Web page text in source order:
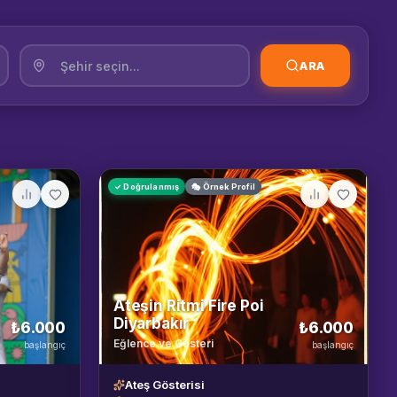
ARA
₺6.000
başlangıç
✓ Doğrulanmış 🎭 Örnek Profil
Ateşin Ritmi Fire Poi
Diyarbakır
Eğlence ve Gösteri
₺6.000
başlangıç
Ateş Gösterisi